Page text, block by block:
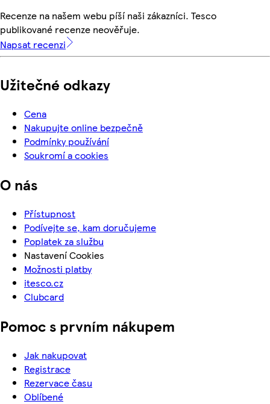
Recenze na našem webu píší naši zákazníci. Tesco
publikované recenze neověřuje.
Napsat recenzi
Užitečné odkazy
Cena
Nakupujte online bezpečně
Podmínky používání
Soukromí a cookies
O nás
Přístupnost
Podívejte se, kam doručujeme
Poplatek za službu
Nastavení Cookies
Možnosti platby
itesco.cz
Clubcard
Pomoc s prvním nákupem
Jak nakupovat
Registrace
Rezervace času
Oblíbené